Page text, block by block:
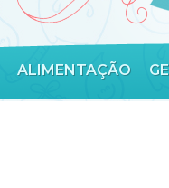
ALIMENTAÇÃO